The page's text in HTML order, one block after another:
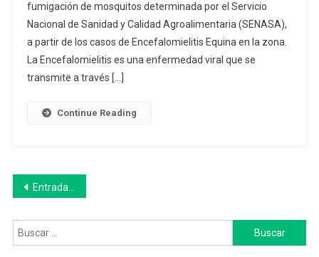
En
Del
Carril
Para
La
fumigación de mosquitos determinada por el Servicio
Nacional de Sanidad y Calidad Agroalimentaria (SENASA),
a partir de los casos de Encefalomielitis Equina en la zona.
La Encefalomielitis es una enfermedad viral que se
transmite a través […]
Continue Reading
Navegación
de
entradas
Entradas anteriores
Buscar: